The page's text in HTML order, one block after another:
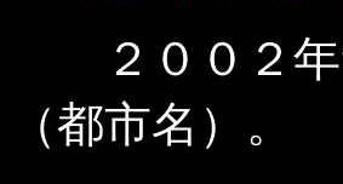
２００２年
（都市名）。